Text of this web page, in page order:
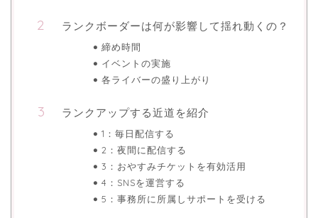
ランクボーダーは何が影響して揺れ動くの？
締め時間
イベントの実施
各ライバーの盛り上がり
ランクアップする近道を紹介
1：毎日配信する
2：夜間に配信する
3：おやすみチケットを有効活用
4：SNSを運営する
5：事務所に所属しサポートを受ける